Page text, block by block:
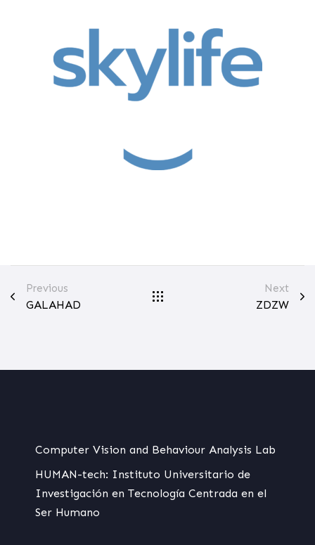
Previous
GALAHAD
Next
ZDZW
Computer Vision and Behaviour Analysis Lab
HUMAN-tech: Instituto Universitario de
Investigación en Tecnología Centrada en el
Ser Humano